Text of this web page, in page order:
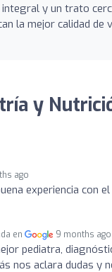
y un trato
la mejor calidad de
y
ago
experiencia con
en 9 months ago
pediatra,
nos aclara dudas y